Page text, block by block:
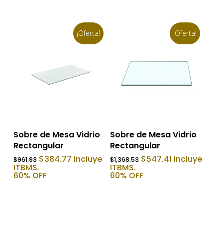
¡Oferta!
Añadir Al Carrito
Sobre de Mesa Vidrio
Rectangular
$961.93 El
precio
original
$384.77El
precio
Incluye
ITBMS.
60% OFF
¡Oferta!
Añadir Al Carrito
Sobre de Mesa Vidrio
Rectangular
$1,368.53 El
original
$547.41 El
precio
Incluye
ITBMS.
60% OFF